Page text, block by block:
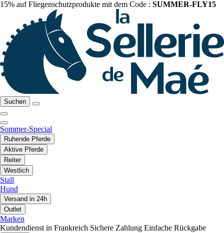
15% auf Fliegenschutzprodukte mit dem Code : SUMMER-FLY15
Suchen
Sommer-Special
Ruhende Pferde
Aktive Pferde
Reiter
Westlich
Stall
Hund
Versand in 24h
Outlet
Marken
Kundendienst in Frankreich Sichere Zahlung Einfache Rückgabe